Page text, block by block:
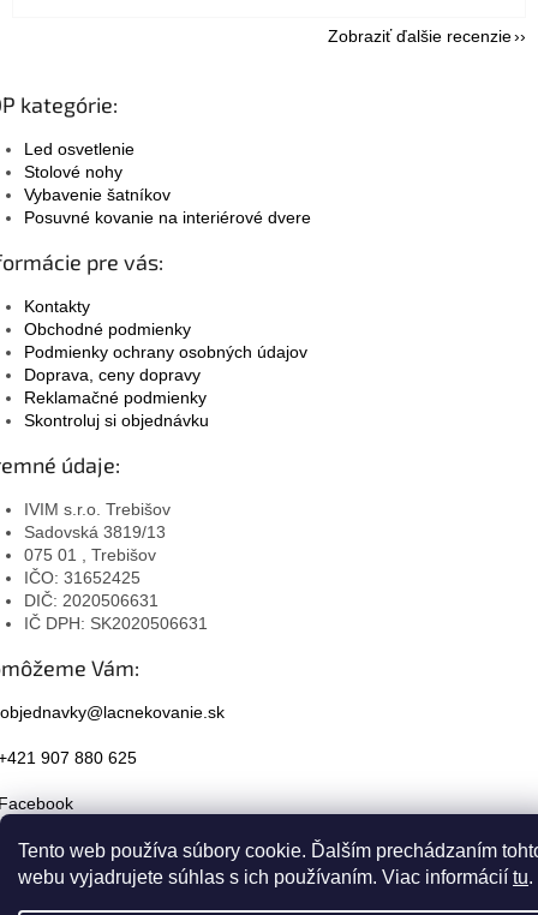
Tento web používa súbory cookie. Ďalším prechádzaním
webu vyjadrujete súhlas s ich používaním. Viac informácií tu.
Zobraziť ďalšie recenzie
kategórie:
Led osvetlenie
Stolové nohy
Vybavenie šatníkov
Posuvné kovanie na interiérové dvere
pre vás:
Kontakty
Obchodné podmienky
Podmienky ochrany osobných údajov
Doprava, ceny dopravy
Reklamačné podmienky
Skontroluj si objednávku
údaje:
IVIM s.r.o. Trebišov
Sadovská 3819/13
075 01 , Trebišov
IČO: 31652425
DIČ: 2020506631
IČ DPH: SK2020506631
Vám:
objednavky@lacnekovanie.sk
907 880 625